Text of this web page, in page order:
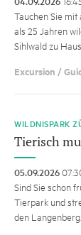
Tauchen Sie
als 25 Jahren
Sihlwald zu
Excursion /
WILDNISPARK
Tierisch
05.09.2026
Sind Sie schon
Tierpark und
den Langenberg.